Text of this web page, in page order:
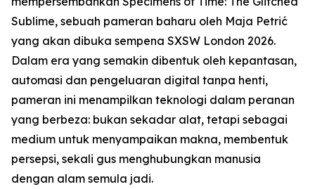
Sublime, sebuah pameran baharu oleh Maja Petrić
yang akan dibuka sempena SXSW London 2026.
Dalam era yang semakin dibentuk oleh kepantasan,
automasi dan pengeluaran digital tanpa henti,
pameran ini menampilkan teknologi dalam peranan
yang berbeza: bukan sekadar alat, tetapi sebagai
medium untuk menyampaikan makna, membentuk
persepsi, sekali gus menghubungkan manusia
dengan alam semula jadi.